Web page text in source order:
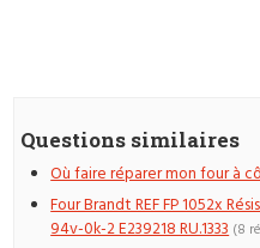
Questions similaires
Où faire réparer mon four à
Four Brandt REF FP 1052x
94v-0k-2 E239218 RU.1333 (8